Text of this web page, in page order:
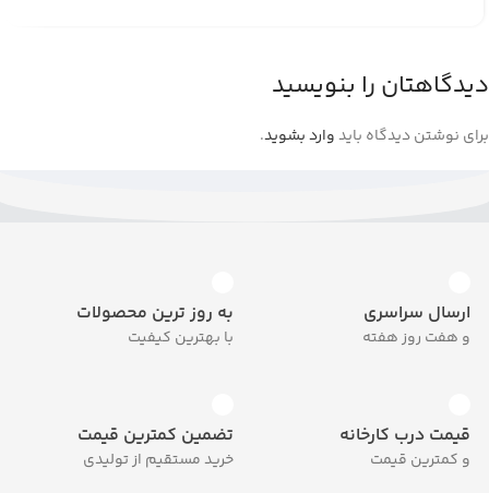
دیدگاهتان را بنویسید
برای نوشتن دیدگاه بایدوارد بشوید.
ارسال سراسری
و هفت روز هفته
به روز ترین محصولات
با بهترین کیفیت
قیمت درب کارخانه
و کمترین قیمت
تضمین کمترین قیمت
خرید مستقیم از تولیدی